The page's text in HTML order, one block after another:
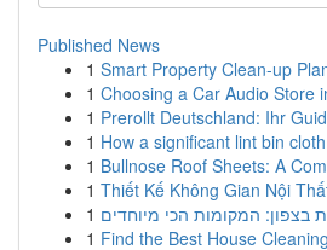
Published News
1 Smart Property Clean-up
1 Choosing a Car Audio Store
1 Prerollt Deutschland: Ihr
1 How a significant lint bin
1 Bullnose Roof Sheets: A
1 Thiết Kế Không Gian Nội
1 בצפון: המקומות הכי מיוחדים
1 Find the Best House